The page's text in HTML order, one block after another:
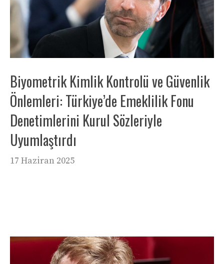
Biyometrik Kimlik Kontrolü ve Güvenlik
Önlemleri: Türkiye’de Emeklilik Fonu
Denetimlerini Kurul Sözleriyle
Uyumlaştırdı
17 Haziran 2025